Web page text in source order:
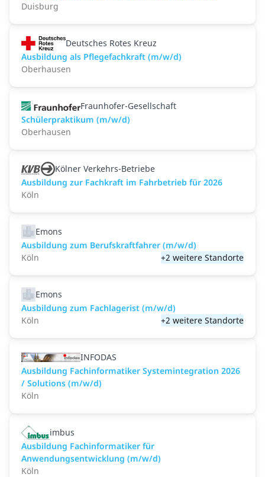
Duisburg
Deutsches Rotes Kreuz
Ausbildung als Pflegefachkraft (m/w/d)
Oberhausen
Fraunhofer-Gesellschaft
Schülerpraktikum (m/w/d)
Oberhausen
Kölner Verkehrs-Betriebe
Ausbildung zur Fachkraft im Fahrbetrieb für 2026
Köln
Emons
Ausbildung zum Berufskraftfahrer (m/w/d)
Köln
+2 weitere Standorte
Emons
Ausbildung zum Fachlagerist (m/w/d)
Köln
+2 weitere Standorte
INFODAS
Ausbildung Fachinformatiker Systemintegration 2026
/ Solutions (m/w/d)
Köln
imbus
Ausbildung Fachinformatiker für
Anwendungsentwicklung (m/w/d)
Köln